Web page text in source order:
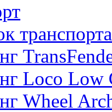
транспорта
Loco Low
Wheel